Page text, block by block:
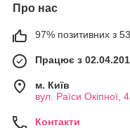
Про нас
97% позитивних з
Працює з
м. Київ
вул. Раїси Окіпної,
Контакти